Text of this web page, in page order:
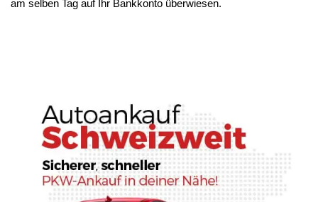
am selben Tag auf Ihr Bankkonto überwiesen.